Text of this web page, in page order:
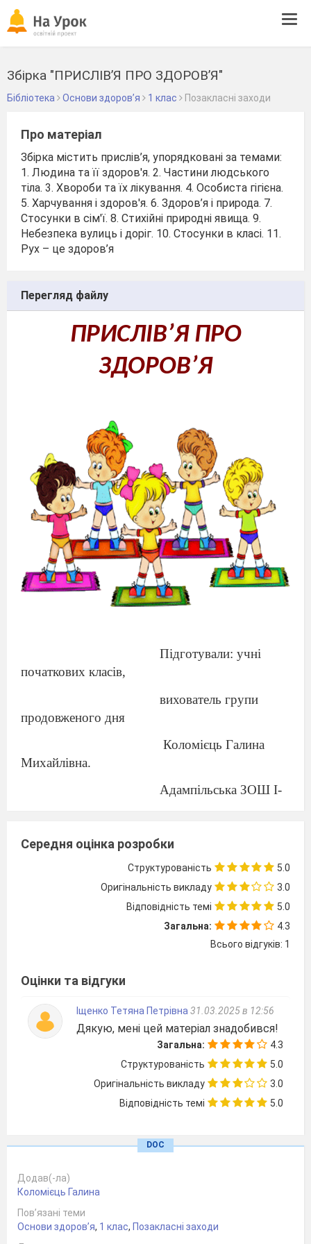
Збірка "ПРИСЛІВ’Я ПРО ЗДОРОВ’Я"
Бібліотека Основи здоров’я 1 клас Позакласні заходи
Про матеріал
Збірка містить прислів’я, упорядковані за темами:
1. Людина та її здоров'я. 2. Частини людського
тіла. 3. Хвороби та їх лікування. 4. Особиста гігієна.
5. Харчування і здоров'я. 6. Здоров’я і природа. 7.
Стосунки в сім'ї. 8. Стихійні природні явища. 9.
Небезпека вулиць і доріг. 10. Стосунки в класі. 11.
Рух – це здоров’я
Перегляд файлу
ПРИСЛІВ’Я ПРО
ЗДОРОВ’Я
Підготували: учні
початкових класів,
вихователь групи
продовженого дня
Коломієць Галина
Михайлівна.
Адампільська ЗОШ I-
селищної ради
Хмельницької області
Адампіль
Середня оцінка розробки
Структурованість
5.0
Оригінальність викладу
3.0
Відповідність темі
5.0
Загальна:
4.3
Всього відгуків: 1
Оцінки та відгуки
Іщенко Тетяна Петрівна 31.03.2025 в 12:56
Дякую, мені цей матеріал знадобився!
Загальна:
4.3
Структурованість
5.0
Оригінальність викладу
3.0
Відповідність темі
5.0
DOC
Додав(-ла)
Коломієць Галина
Пов’язані теми
Основи здоров’я, 1 клас, Позакласні заходи